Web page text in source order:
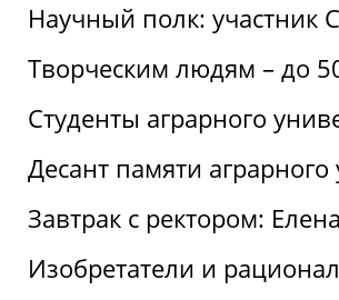
Научный полк: участник
Творческим людям – до
Студенты аграрного
Десант памяти
Завтрак с ректором:
Изобретатели и